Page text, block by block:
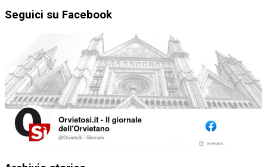
Seguici su Facebook